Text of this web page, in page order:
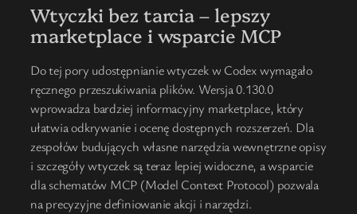
Wtyczki bez tarcia – lepszy
marketplace i wsparcie MCP
Do tej pory udostępnianie wtyczek w Codex wymagało
ręcznego przeszukiwania plików. Wersja 0.130.0
wprowadza bardziej informacyjny marketplace, który
ułatwia odkrywanie i ocenę dostępnych rozszerzeń. Dla
zespołów budujących własne narzędzia wewnętrzne opisy
i szczegóły wtyczek są teraz lepiej widoczne, a wsparcie
dla schematów MCP (Model Context Protocol) pozwala
na precyzyjne definiowanie akcji i narzędzi.